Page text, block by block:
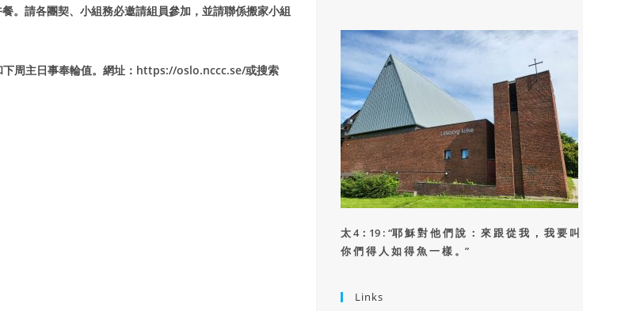
。請各團契、小組務必邀請組員參加，並請聯係搬家小組
下周主日事奉輪值。網址：https://oslo.nccc.se/或搜索
太 4：19 : “耶 穌 對 他 們 說 ： 來 跟 從 我 ， 我 要 叫
你 們 得 人 如 得 魚 一 樣 。”
Links